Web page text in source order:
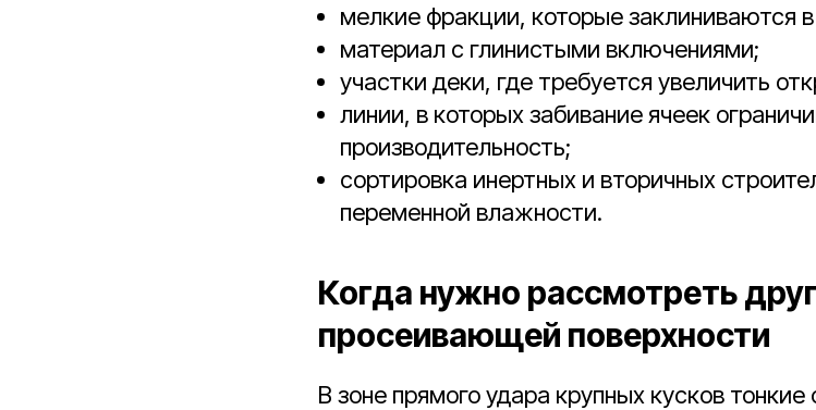
мелкие фракции, которые заклиниваются
материал с глинистыми включениями;
участки деки, где требуется увеличить
линии, в которых забивание ячеек
производительность;
сортировка инертных и вторичных
переменной влажности.
Когда нужно рассмотреть
просеивающей поверхности
В зоне прямого удара крупных кусков